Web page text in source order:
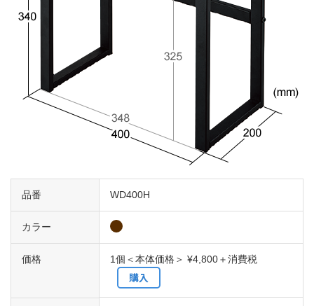
品番 WD400H
カラー
価格 1個＜本体価格＞ ¥4,800＋消費税
購入